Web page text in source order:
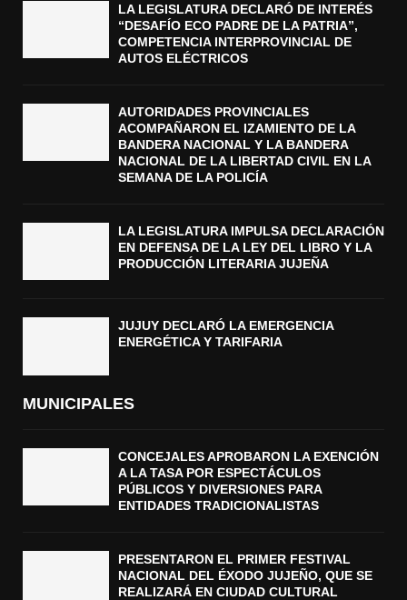
LA LEGISLATURA DECLARÓ DE INTERÉS
“DESAFÍO ECO PADRE DE LA PATRIA”,
COMPETENCIA INTERPROVINCIAL DE
AUTOS ELÉCTRICOS
AUTORIDADES PROVINCIALES
ACOMPAÑARON EL IZAMIENTO DE LA
BANDERA NACIONAL Y LA BANDERA
NACIONAL DE LA LIBERTAD CIVIL EN LA
SEMANA DE LA POLICÍA
LA LEGISLATURA IMPULSA DECLARACIÓN
EN DEFENSA DE LA LEY DEL LIBRO Y LA
PRODUCCIÓN LITERARIA JUJEÑA
JUJUY DECLARÓ LA EMERGENCIA
ENERGÉTICA Y TARIFARIA
MUNICIPALES
CONCEJALES APROBARON LA EXENCIÓN
A LA TASA POR ESPECTÁCULOS
PÚBLICOS Y DIVERSIONES PARA
ENTIDADES TRADICIONALISTAS
PRESENTARON EL PRIMER FESTIVAL
NACIONAL DEL ÉXODO JUJEÑO, QUE SE
REALIZARÁ EN CIUDAD CULTURAL